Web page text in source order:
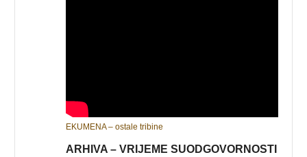
EKUMENA – ostale tribine
ARHIVA – VRIJEME SUODGOVORNOSTI